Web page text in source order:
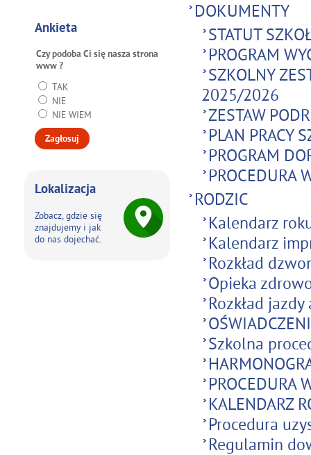
Ankieta
Czy podoba Ci się nasza strona
www ?
TAK
NIE
NIE WIEM
Lokalizacja
Zobacz, gdzie się
znajdujemy i jak
do nas dojechać.
DOKUMENTY
STATUT
PROGRAM
SZKOLNY
2025/2026
ZESTAW
PLAN PRACY
PROGRAM
PROCEDURA
RODZIC
Kalendarz
Kalendarz
Rozkład
Opieka
Rozkład
Szkolna
PROCEDURA
KALENDARZ
Procedura
Regulamin